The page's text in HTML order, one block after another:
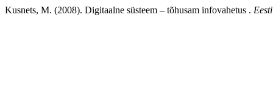
Kusnets, M. (2008). Digitaalne süsteem – tõhusam infovahetus .